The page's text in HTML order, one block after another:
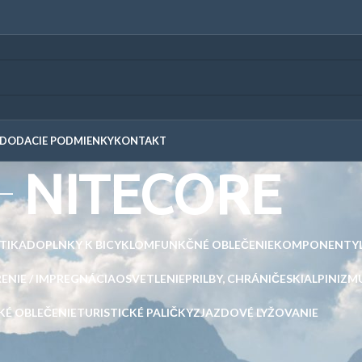
DODACIE PODMIENKYKONTAKT
NITECORE
DOPLNKY K BICYKLOMFUNKČNÉ OBLEČENIEKOMPONENTY
/ IMPREGNÁCIAOSVETLENIEPRILBY, CHRÁNIČE
OBLEČENIETURISTICKÉ PALIČKYZJAZDOVÉ LYŽOVANIE
“NITECORE”